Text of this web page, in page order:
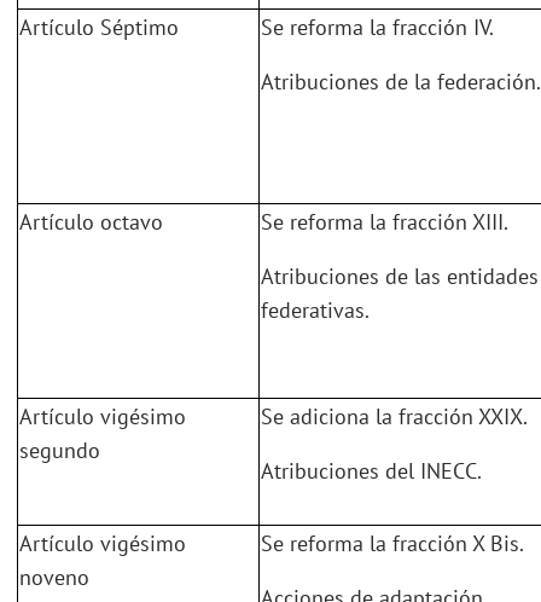
Artículo Séptimo
Se reforma la fracción IV.
Atribuciones de la federación.
Artículo octavo
Se reforma la fracción XIII.
Atribuciones de las entidades
federativas.
Artículo vigésimo
segundo
Se adiciona la fracción XXIX.
Atribuciones del INECC.
Artículo vigésimo
noveno
Se reforma la fracción X Bis.